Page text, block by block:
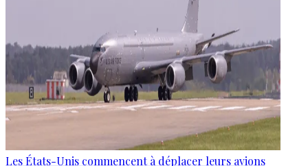
Les États-Unis commencent à déplacer leurs avions